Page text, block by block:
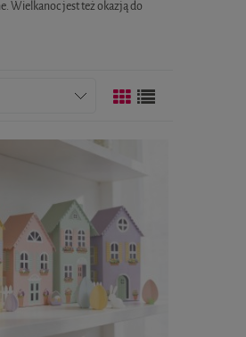
Wielkanoc jest też okazją do